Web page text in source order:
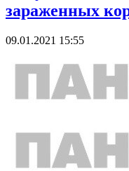
зараженных
09.01.2021 15:55